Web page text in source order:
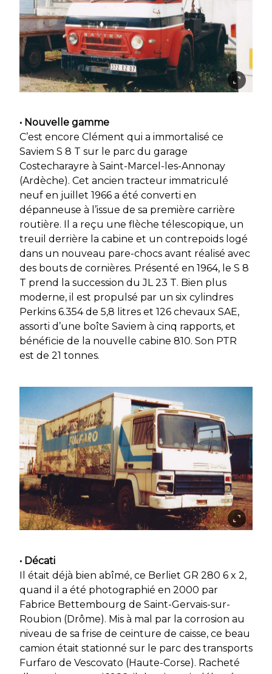
• Nouvelle gamme
C’est encore Clément qui a immortalisé ce
Saviem S 8 T sur le parc du garage
Costecharayre à Saint-Marcel-les-Annonay
(Ardèche). Cet ancien tracteur immatriculé
neuf en juillet 1966 a été converti en
dépanneuse à l’issue de sa première carrière
routière. Il a reçu une flèche télescopique, un
treuil derrière la cabine et un contrepoids logé
dans un nouveau pare-chocs avant réalisé avec
des bouts de cornières. Présenté en 1964, le S 8
T prend la succession du JL 23 T. Bien plus
moderne, il est propulsé par un six cylindres
Perkins 6.354 de 5,8 litres et 126 chevaux SAE,
assorti d’une boîte Saviem à cinq rapports, et
bénéficie de la nouvelle cabine 810. Son PTR
est de 21 tonnes.
• Décati
Il était déjà bien abîmé, ce Berliet GR 280 6 x 2,
quand il a été photographié en 2000 par
Fabrice Bettembourg de Saint-Gervais-sur-
Roubion (Drôme). Mis à mal par la corrosion au
niveau de sa frise de ceinture de caisse, ce beau
camion était stationné sur le parc des transports
Furfaro de Vescovato (Haute-Corse). Racheté